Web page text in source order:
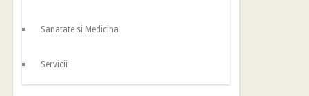
Sanatate si Medicina
Servicii